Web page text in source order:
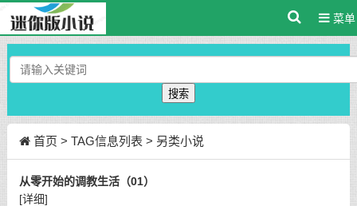
菜单
搜索
首页 > TAG信息列表 > 另类小说
从零开始的调教生活（01）
[详细]